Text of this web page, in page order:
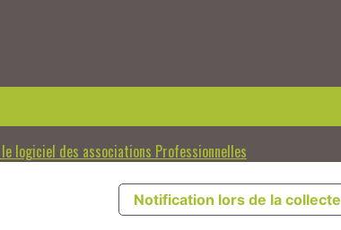
logiciel des associations Professionnelles
Notification lors de la collecte